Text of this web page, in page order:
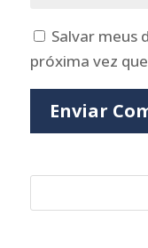
Salvar meus
próxima vez
Enviar